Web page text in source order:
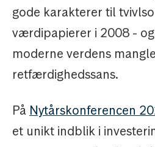
gode karakterer til
værdipapierer i 2008 -
moderne verdens
retfærdighedssans.
På Nytårskonferencen
et unikt indblik i